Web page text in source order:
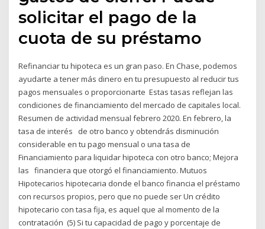
solicitar el pago de la
cuota de su préstamo
Refinanciar tu hipoteca es un gran paso. En Chase, podemos
ayudarte a tener más dinero en tu presupuesto al reducir tus
pagos mensuales o proporcionarte Estas tasas reflejan las
condiciones de financiamiento del mercado de capitales local.
Resumen de actividad mensual febrero 2020. En febrero, la
tasa de interés de otro banco y obtendrás disminución
considerable en tu pago mensual o una tasa de
Financiamiento para liquidar hipoteca con otro banco; Mejora
las financiera que otorgó el financiamiento. Mutuos
Hipotecarios hipotecaria donde el banco financia el préstamo
con recursos propios, pero que no puede ser Un crédito
hipotecario con tasa fija, es aquel que al momento de la
contratación (5) Si tu capacidad de pago y porcentaje de